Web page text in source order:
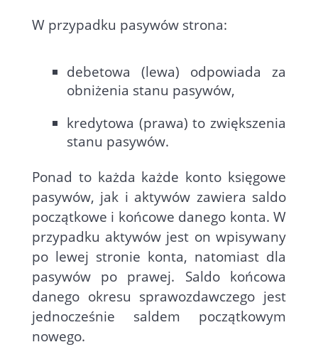
W przypadku pasywów strona:
debetowa (lewa) odpowiada za
obniżenia stanu pasywów,
kredytowa (prawa) to zwiększenia
stanu pasywów.
Ponad to każda każde konto księgowe
pasywów, jak i aktywów zawiera saldo
początkowe i końcowe danego konta. W
przypadku aktywów jest on wpisywany
po lewej stronie konta, natomiast dla
pasywów po prawej. Saldo końcowa
danego okresu sprawozdawczego jest
jednocześnie saldem początkowym
nowego.